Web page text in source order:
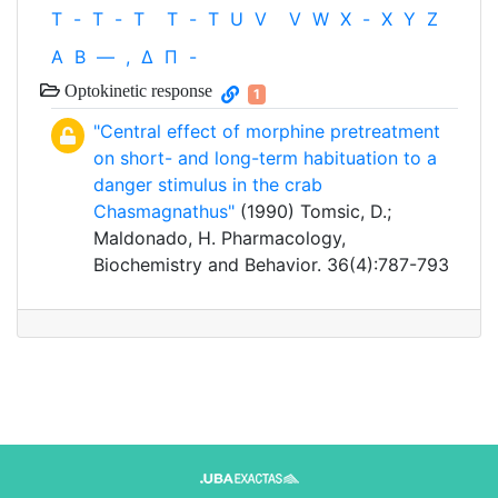
T - T - T T - T U V V W X - X Y Z
Α Β — , Δ Π -
Optokinetic response 1
"Central effect of morphine pretreatment
on short- and long-term habituation to a
danger stimulus in the crab
Chasmagnathus" (1990) Tomsic, D.;
Maldonado, H. Pharmacology,
Biochemistry and Behavior. 36(4):787-793